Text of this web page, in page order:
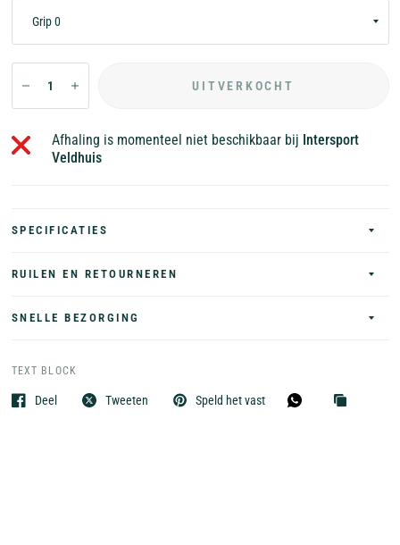
UITVERKOCHT
Afhaling is momenteel niet beschikbaar bij Intersport
Veldhuis
SPECIFICATIES
RUILEN EN RETOURNEREN
SNELLE BEZORGING
TEXT BLOCK
Deel Tweeten Speld het vast